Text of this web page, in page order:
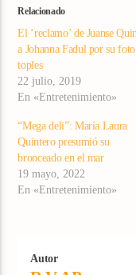
Relacionado
El ‘reclamo’ de Juanse
a Johanna Fadul por su
toples
22 julio, 2019
En «Entretenimiento»
“Mega deli”: María Laura
Quintero presumió su
bronceado en el mar
19 mayo, 2022
En «Entretenimiento»
Autor